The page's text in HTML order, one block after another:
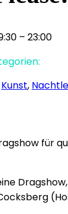
– 23:00
Kunst,
für